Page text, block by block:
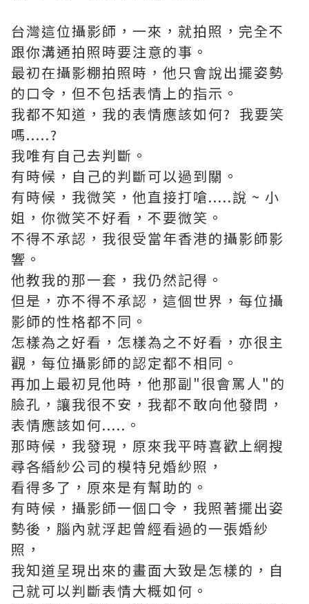
台灣這位攝影師，一來，就拍照，完全不
跟你溝通拍照時要注意的事。
最初在攝影棚拍照時，他只會說出擺姿勢
的口令，但不包括表情上的指示。
我都不知道，我的表情應該如何? 我要笑
嗎.....?
我唯有自己去判斷。
有時候，自己的判斷可以過到關。
有時候，我微笑，他直接打嗆.....說 ~ 小
姐，你微笑不好看，不要微笑。
不得不承認，我很受當年香港的攝影師影
響。
他教我的那一套，我仍然記得。
但是，亦不得不承認，這個世界，每位攝
影師的性格都不同。
怎樣為之好看，怎樣為之不好看，亦很主
觀，每位攝影師的認定都不相同。
再加上最初見他時，他那副"很會罵人"的
臉孔，讓我很不安，我都不敢向他發問，
表情應該如何.....。
那時候，我發現，原來我平時喜歡上網搜
尋各緍紗公司的模特兒婚紗照，
看得多了，原來是有幫助的。
有時候，攝影師一個口令，我照著擺出姿
勢後，腦內就浮起曾經看過的一張婚紗
照，
我知道呈現出來的畫面大致是怎樣的，自
己就可以判斷表情大概如何。